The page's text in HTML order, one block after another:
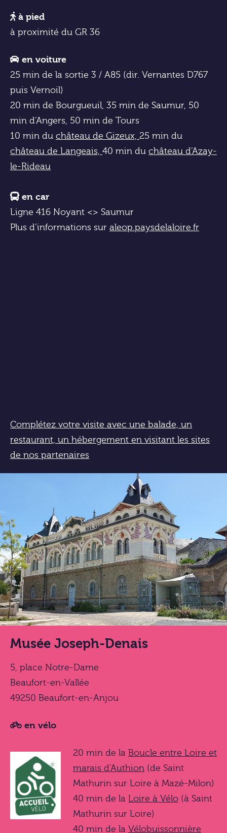
à pied
à proximité du GR 36
en voiture
25 min de la sortie 3 / A85 (dir. Vernantes D767
puis Vernoil)
20 min de Bourgueuil, 35 min de Saumur, 50
min d’Angers, 50 min de Tours
10 min du château de Gizeux, 25 min du
château de Langeais, 40 min du château d’Azay-
le-Rideau
en car
Ligne 416 Noyant <> Saumur
Plus d’informations sur aleop.paysdelaloire.fr
Complétez votre visite avec une balade, un
restaurant, un hébergement en visitant les sites
de nos partenaires
Musée Joseph-Denais
5, place Notre-Dame
Beaufort-en-Vallée
49250 Beaufort-en-Anjou
en vélo
20 min de la Boucle entre Loire et
marais d’Authion (de Saint
Mathurin sur Loire à Mazé-Milon)
40 min de la Loire à Vélo (à Saint
Mathurin sur Loire)
40 min de la Vélobuissonnière